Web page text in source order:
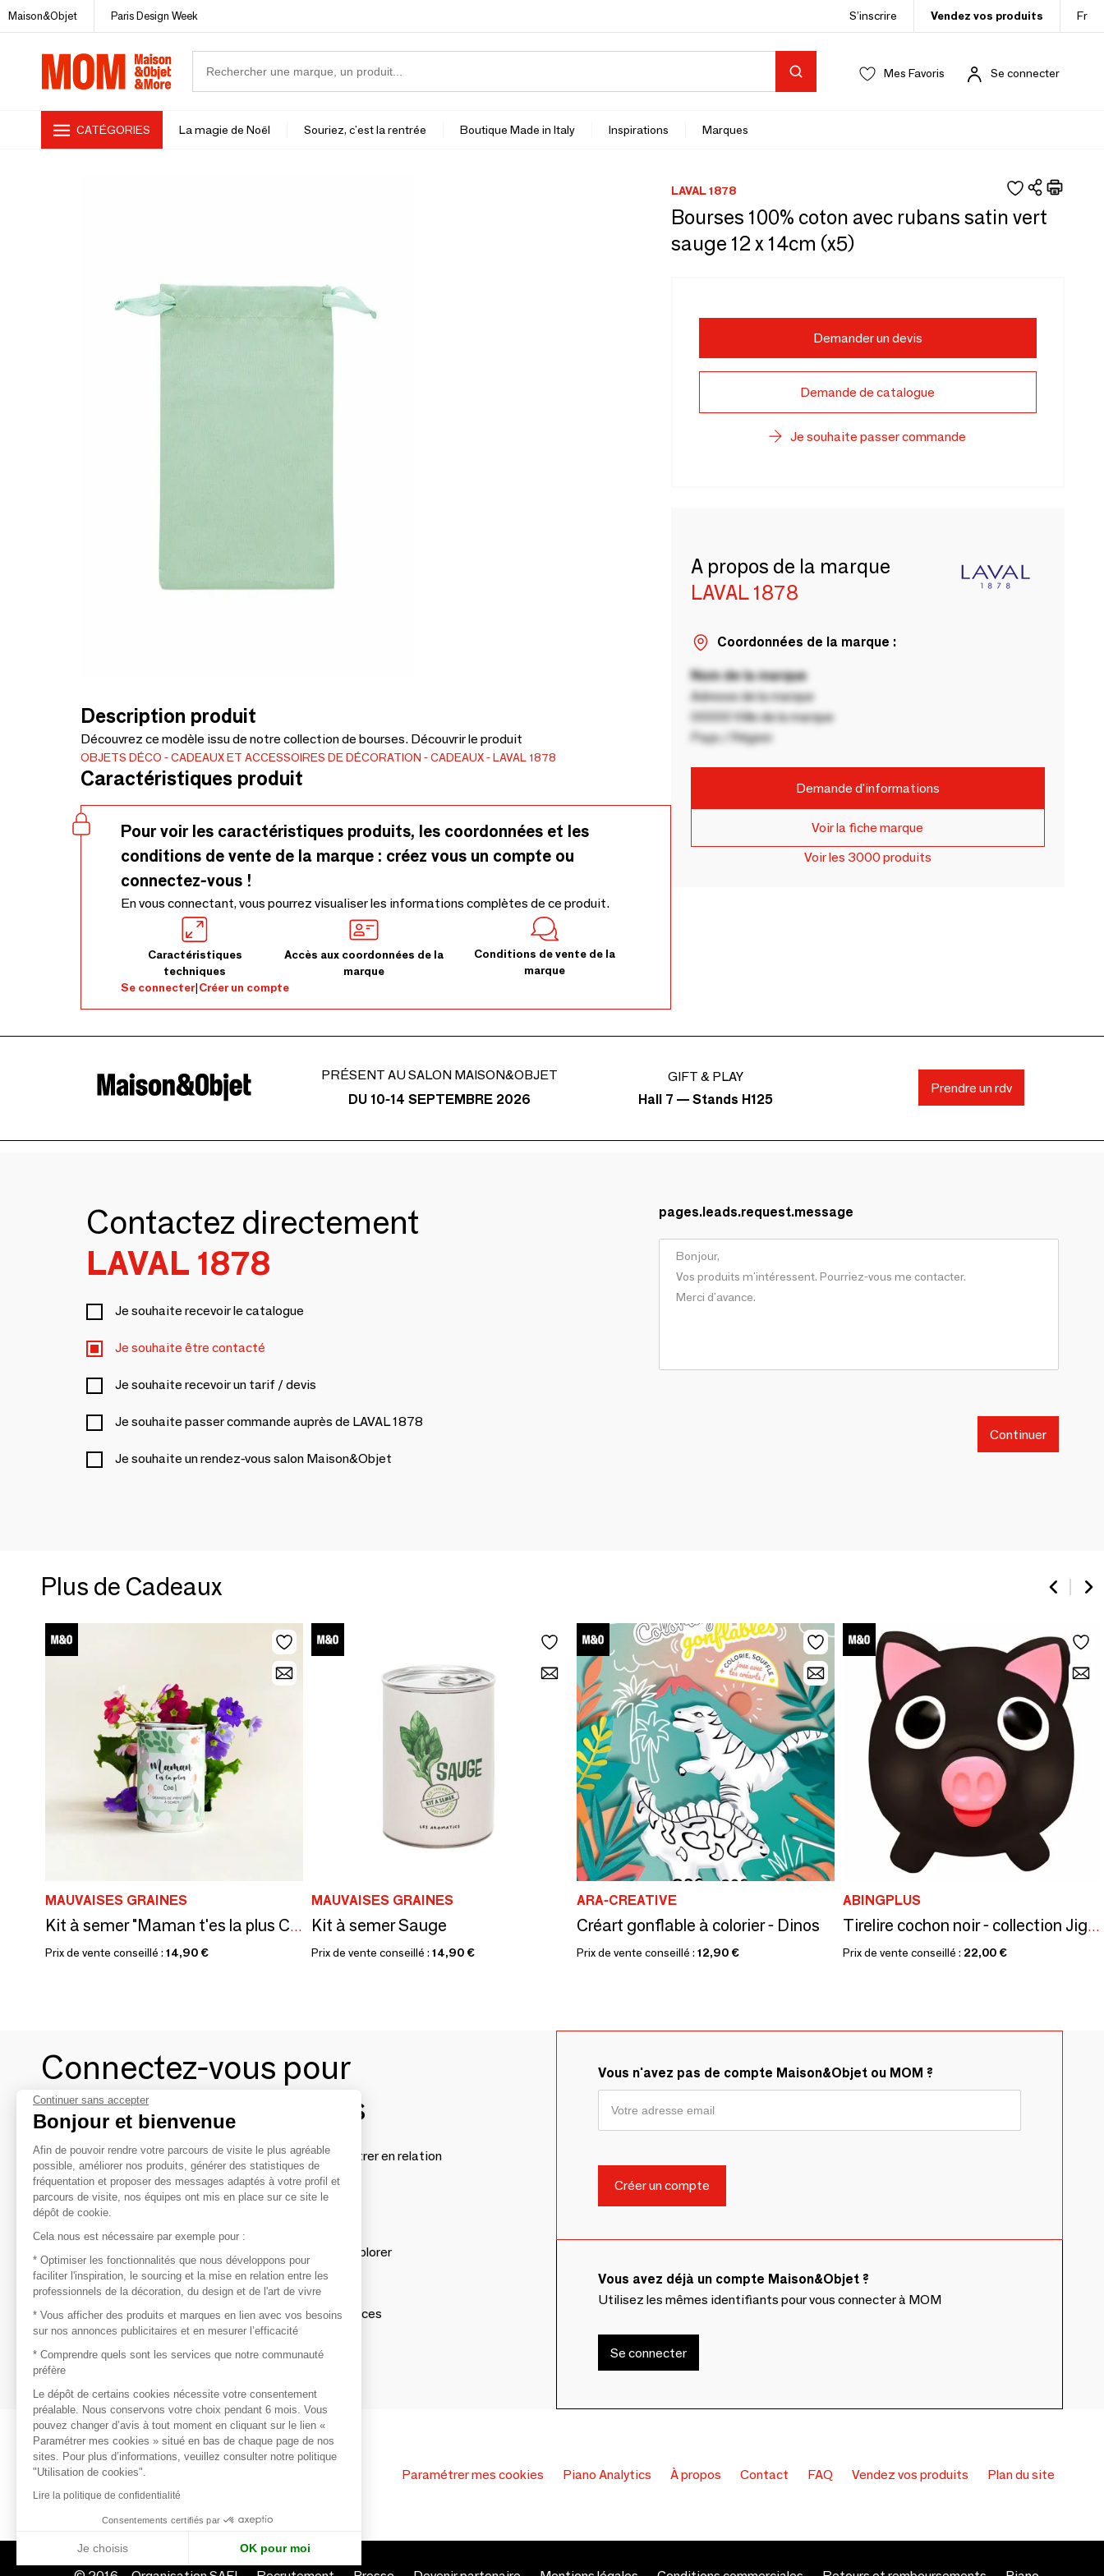
Maison&Objet Paris Design Week S’inscrire Vendez vos produits Fr
Mes Favoris Se connecter
CATÉGORIES La magie de Noël Souriez, c'est la rentrée Boutique Made in Italy Inspirations Marques
Description produit
Découvrez ce modèle issu de notre collection de bourses. Découvrir le produit
OBJETS DÉCO CADEAUX ET ACCESSOIRES DE DÉCORATION CADEAUX LAVAL 1878
Caractéristiques produit
Pour voir les caractéristiques produits, les coordonnées et les
conditions de vente de la marque : créez vous un compte ou
connectez-vous !
En vous connectant, vous pourrez visualiser les informations complètes de ce produit.
Caractéristiques
techniques
Accès aux coordonnées de la
marque
Conditions de vente de la
marque
Se connecter|Créer un compte
LAVAL 1878
Bourses 100% coton avec rubans satin vert
sauge 12 x 14cm (x5)
Demander un devis
Demande de catalogue
Je souhaite passer commande
A propos de la marque
LAVAL 1878
Coordonnées de la marque :
Nom de la marque
Adresse de la marque
00000 Ville de la marque
Pays / Région
Demande d'informations
Voir la fiche marque
Voir les 3000 produits
PRÉSENT AU SALON MAISON&OBJET
DU 10-14 SEPTEMBRE 2026
GIFT & PLAY
Hall 7 — Stands H125
Prendre un rdv
Contactez directement
LAVAL 1878
Je souhaite recevoir le catalogue
Je souhaite être contacté
Je souhaite recevoir un tarif / devis
Je souhaite passer commande auprès de LAVAL 1878
Je souhaite un rendez-vous salon Maison&Objet
pages.leads.request.message
Continuer
Plus de Cadeaux
MAUVAISES GRAINES
Kit à semer "Maman t'es la plus Cool" Fabriqué en France
Prix de vente conseillé : 14,90 €
MAUVAISES GRAINES
Kit à semer Sauge
Prix de vente conseillé : 14,90 €
ARA-CREATIVE
Créart gonflable à colorier - Dinos
Prix de vente conseillé : 12,90 €
ABINGPLUS
Tirelire cochon noir - collection Jiggy Bank / SANKYO TOYS
Prix de vente conseillé : 22,00 €
Connectez-vous pour
contacter les marques
Afin de profiter au mieux de l'expérience MOM et de rentrer en relation
avec vos marques préférées, créez-vous un compte.
Découvrir
Les produits de milliers de fournisseurs à explorer
S'inspirer
Inspiration et sélections de produits tendances
Contacter
Vous n'avez pas de compte Maison&Objet ou MOM ?
Vous avez déjà un compte Maison&Objet ?
Utilisez les mêmes identifiants pour vous connecter à MOM
Se connecter
Paramétrer mes cookies Piano Analytics À propos Contact FAQ Vendez vos produits Plan du site
Continuer sans accepter
Bonjour et bienvenue
Afin de pouvoir rendre votre parcours de visite le plus agréable
possible, améliorer nos produits, générer des statistiques de
fréquentation et proposer des messages adaptés à votre profil et
parcours de visite, nos équipes ont mis en place sur ce site le
dépôt de cookie.
Cela nous est nécessaire par exemple pour :
* Optimiser les fonctionnalités que nous développons pour
faciliter l'inspiration, le sourcing et la mise en relation entre les
professionnels de la décoration, du design et de l'art de vivre
* Vous afficher des produits et marques en lien avec vos besoins
sur nos annonces publicitaires et en mesurer l’efficacité
* Comprendre quels sont les services que notre communauté
préfère
Le dépôt de certains cookies nécessite votre consentement
préalable. Nous conservons votre choix pendant 6 mois. Vous
pouvez changer d’avis à tout moment en cliquant sur le lien «
Paramétrer mes cookies » situé en bas de chaque page de nos
sites. Pour plus d’informations, veuillez consulter notre politique
"Utilisation de cookies".
Lire la politique de confidentialité
Consentements certifiés par
Je choisis OK pour moi